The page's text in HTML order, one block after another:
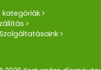
kategóriák